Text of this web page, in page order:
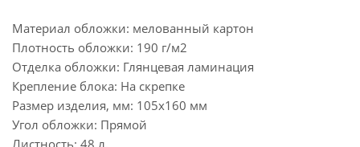
Материал обложки: мелованный картон
Плотность обложки: 190 г/м2
Отделка обложки: Глянцевая ламинация
Крепление блока: На скрепке
Размер изделия, мм: 105х160 мм
Угол обложки: Прямой
Листность: 48 л.